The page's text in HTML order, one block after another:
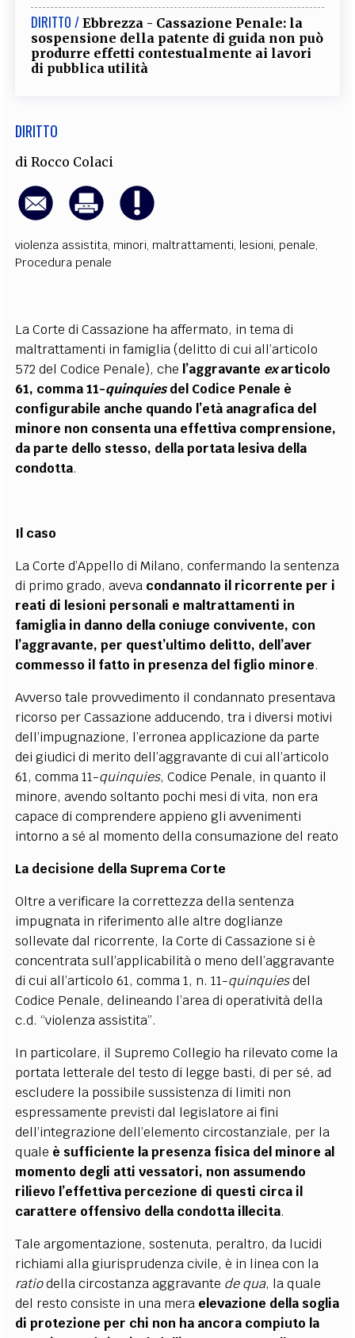
DIRITTO / Ebbrezza - Cassazione Penale: la
sospensione della patente di guida non può
produrre effetti contestualmente ai lavori
di pubblica utilità
DIRITTO
diRocco Colaci
violenza assistita, minori, maltrattamenti, lesioni, penale,
Procedura penale
La Corte di Cassazione ha affermato, in tema di
maltrattamenti in famiglia (delitto di cui all’articolo
572 del Codice Penale), che l’aggravante exarticolo
61, comma 11-quinquiesdel Codice Penale è
configurabile anche quando l’età anagrafica del
minore non consenta una effettiva comprensione,
da parte dello stesso, della portata lesiva della
condotta.
Il caso
La Corte d’Appello di Milano, confermando la sentenza
di primo grado, aveva condannato il ricorrente per i
reati di lesioni personali e maltrattamenti in
famiglia in danno della coniuge convivente, con
l’aggravante, per quest’ultimo delitto, dell’aver
commesso il fatto in presenza del figlio minore.
Avverso tale provvedimento il condannato presentava
ricorso per Cassazione adducendo, tra i diversi motivi
dell’impugnazione, l’erronea applicazione da parte
dei giudici di merito dell’aggravante di cui all’articolo
61, comma 11-quinquies, Codice Penale, in quanto il
minore, avendo soltanto pochi mesi di vita, non era
capace di comprendere appieno gli avvenimenti
intorno a sé al momento della consumazione del reato
La decisione della Suprema Corte
Oltre a verificare la correttezza della sentenza
impugnata in riferimento alle altre doglianze
sollevate dal ricorrente, la Corte di Cassazione si è
concentrata sull’applicabilità o meno dell’aggravante
di cui all’articolo 61, comma 1, n. 11-quinquiesdel
Codice Penale, delineando l’area di operatività della
c.d. “violenza assistita”.
In particolare, il Supremo Collegio ha rilevato come la
portata letterale del testo di legge basti, di per sé, ad
escludere la possibile sussistenza di limiti non
espressamente previsti dal legislatore ai fini
dell’integrazione dell’elemento circostanziale, per la
quale è sufficiente la presenza fisica del minore al
momento degli atti vessatori, non assumendo
rilievo l’effettiva percezione di questi circa il
carattere offensivo della condotta illecita.
Tale argomentazione, sostenuta, peraltro, da lucidi
richiami alla giurisprudenza civile, è in linea con la
ratiodella circostanza aggravante de qua, la quale
del resto consiste in una mera elevazione della soglia
di protezione per chi non ha ancora compiuto la